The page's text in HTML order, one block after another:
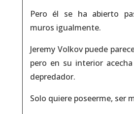
Pero él se ha abierto
muros igualmente.
Jeremy Volkov puede
pero en su interior
depredador.
Solo quiere poseerme, ser